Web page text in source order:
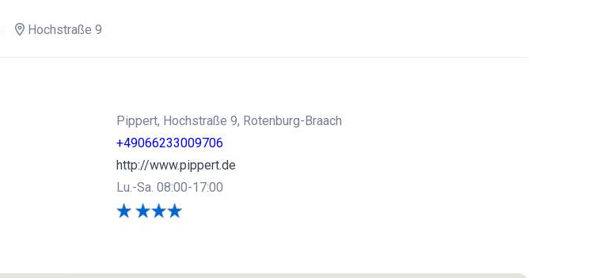
Hochstraße 9
Pippert, Hochstraße 9, Rotenburg-Braach
+49066233009706
http://www.pippert.de
Lu.-Sa. 08:00-17:00